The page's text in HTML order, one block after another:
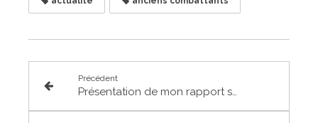
Précédent
Présentation de mon rapport sur le budget 2024 du commerce extérieur et sur la filière vinicole